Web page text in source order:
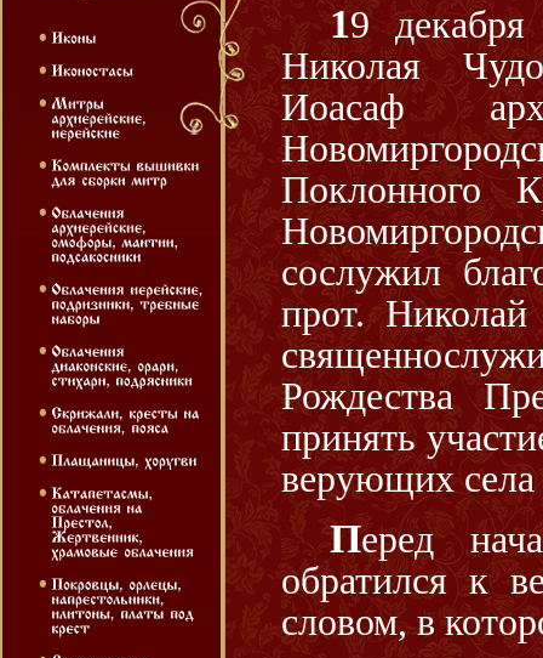
19 декабря 2015 г., в день памяти святителя
Николая
Иоасаф
Поклонного
сослужил
прот.
Рождества
принять
верующих
Перед началом освящения Владыка Иоасаф
обратился к
словом, в